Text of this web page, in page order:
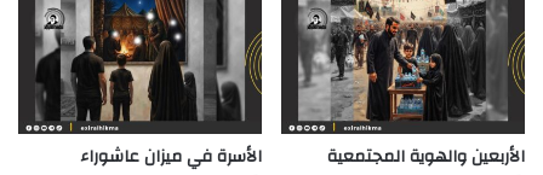
الأربعين والهوية المجتمعية الأسرة في ميزان عاشوراء